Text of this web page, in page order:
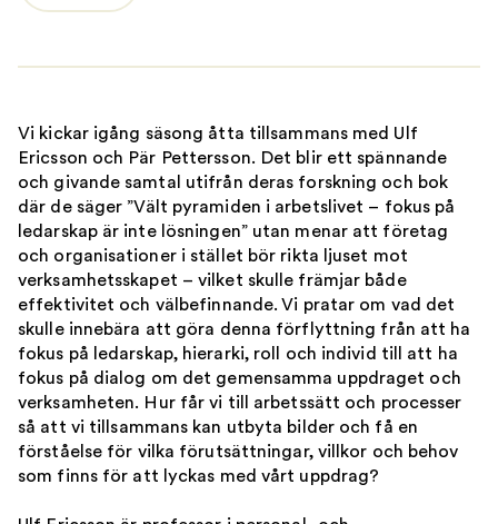
Vi kickarigång säsong åtta tillsammans med Ulf
Ericsson och Pär Pettersson. Det blir ett spännande
och givande samtal utifrån deras forskning och bok
där desäger ”Vält pyramiden i arbetslivet – fokus på
ledarskap är inte lösningen”utan menar att företag
och organisationer i stället bör rikta ljuset mot
verksamhetsskapet – vilket skulle främjar både
effektivitet och välbefinnande. Vi pratar om vad det
skulle innebära att göra denna förflyttning från att ha
fokus på ledarskap, hierarki, roll och individ till att ha
fokus på dialog om det gemensamma uppdraget och
verksamheten. Hur får vi till arbetssätt och processer
så att vi tillsammans kan utbyta bilder och få en
förståelse för vilka förutsättningar, villkor och behov
som finnsför att lyckas med vårt uppdrag?